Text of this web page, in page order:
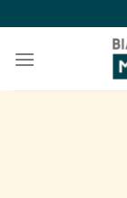
to
content